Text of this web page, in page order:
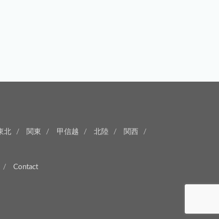
北 関東 甲信越 北陸
関西
Contact